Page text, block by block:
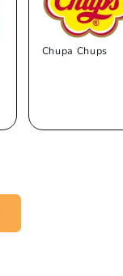
Chupa Chups